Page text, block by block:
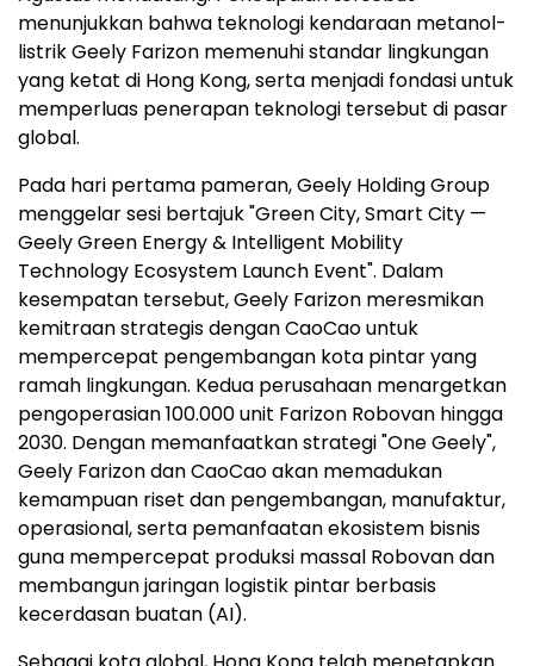
menunjukkan bahwa teknologi kendaraan metanol-
listrik Geely Farizon memenuhi standar lingkungan
yang ketat di Hong Kong, serta menjadi fondasi untuk
memperluas penerapan teknologi tersebut di pasar
global.
Pada hari pertama pameran, Geely Holding Group
menggelar sesi bertajuk "Green City, Smart City —
Geely Green Energy & Intelligent Mobility
Technology Ecosystem Launch Event". Dalam
kesempatan tersebut, Geely Farizon meresmikan
kemitraan strategis dengan CaoCao untuk
mempercepat pengembangan kota pintar yang
ramah lingkungan. Kedua perusahaan menargetkan
pengoperasian 100.000 unit Farizon Robovan hingga
2030. Dengan memanfaatkan strategi "One Geely",
Geely Farizon dan CaoCao akan memadukan
kemampuan riset dan pengembangan, manufaktur,
operasional, serta pemanfaatan ekosistem bisnis
guna mempercepat produksi massal Robovan dan
membangun jaringan logistik pintar berbasis
kecerdasan buatan (AI).